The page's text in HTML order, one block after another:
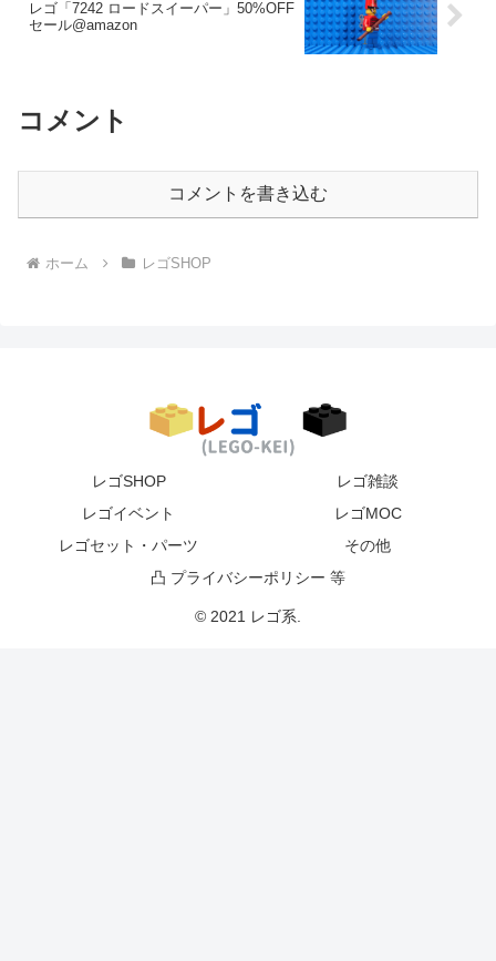
レゴ「7242 ロードスイーパー」50%OFF
セール@amazon
コメント
コメントを書き込む
ホーム レゴSHOP
レゴSHOP
レゴ雑談
レゴイベント
レゴMOC
レゴセット・パーツ
その他
凸 プライバシーポリシー 等
© 2021 レゴ系.